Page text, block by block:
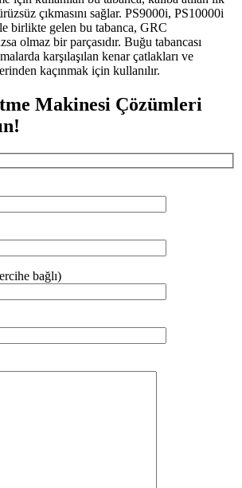
çıkmasını sağlar. PS9000i, PS10000i
birlikte gelen bu tabanca, GRC
olmaz bir parçasıdır. Buğu tabancası
karşılaşılan kenar çatlakları ve
kaçınmak için kullanılır.
Makinesi Çözümleri
bağlı)